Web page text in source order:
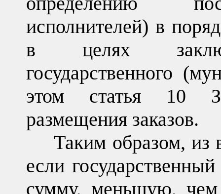
исполнителей) в
в целях
государственного
этом статья 10
размещения заказов.
Таким образом, из
если
сумму, меньшую, чем